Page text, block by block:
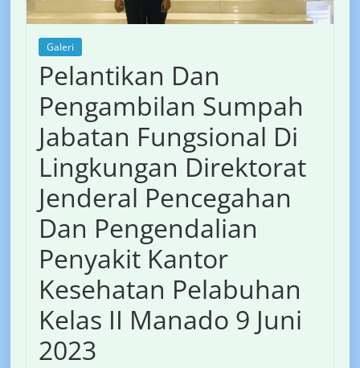
Galeri
Pelantikan Dan
Pengambilan Sumpah
Jabatan Fungsional Di
Lingkungan Direktorat
Jenderal Pencegahan
Dan Pengendalian
Penyakit Kantor
Kesehatan Pelabuhan
Kelas II Manado 9 Juni
2023